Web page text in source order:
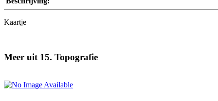
Kaartje
Meer uit 15. Topografie